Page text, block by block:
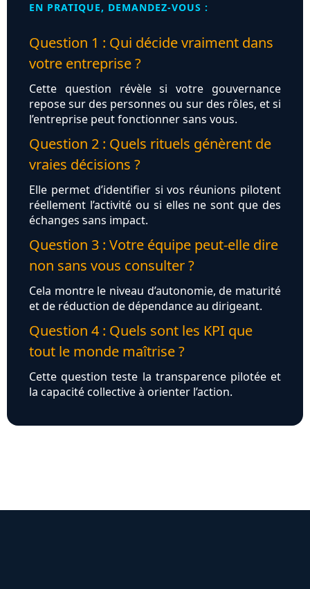
EN PRATIQUE, DEMANDEZ-VOUS :
Question 1 : Qui décide vraiment dans
votre entreprise ?
Cette question révèle si votre gouvernance
repose sur des personnes ou sur des rôles, et si
l’entreprise peut fonctionner sans vous.
Question 2 : Quels rituels génèrent de
vraies décisions ?
Elle permet d’identifier si vos réunions pilotent
réellement l’activité ou si elles ne sont que des
échanges sans impact.
Question 3 : Votre équipe peut-elle dire
non sans vous consulter ?
Cela montre le niveau d’autonomie, de maturité
et de réduction de dépendance au dirigeant.
Question 4 : Quels sont les KPI que
tout le monde maîtrise ?
Cette question teste la transparence pilotée et
la capacité collective à orienter l’action.